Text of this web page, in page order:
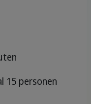
15 personen